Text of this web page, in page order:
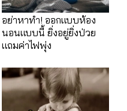
อย่าหาทำ! ออกแบบห้อง
นอนแบบนี้ ยิ่งอยู่ยิ่งป่วย
แถมค่าไฟพุ่ง